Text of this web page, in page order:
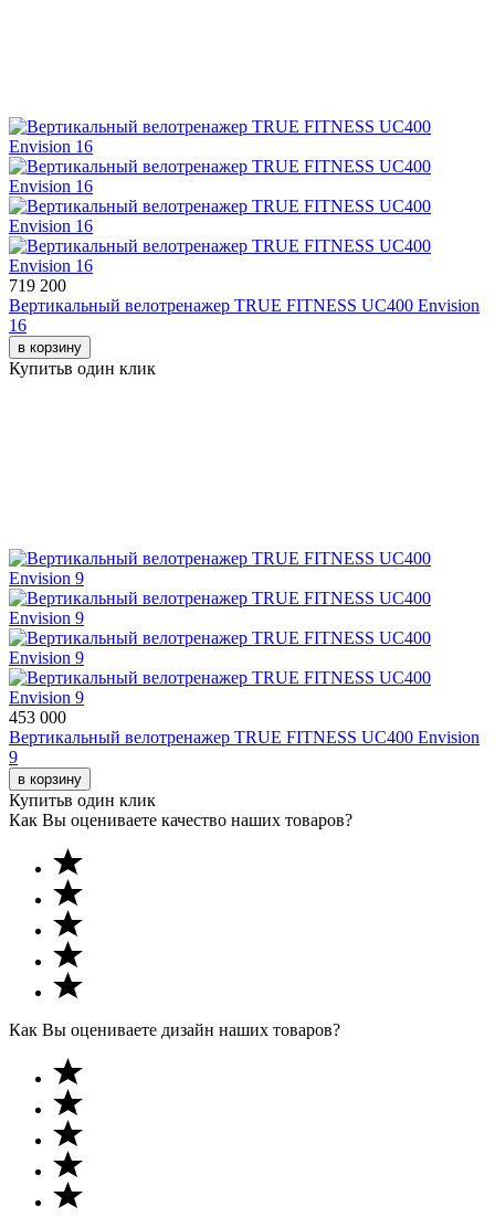
719 200
Вертикальный велотренажер TRUE FITNESS UC400 Envision
16
в корзину
Купитьв один клик
453 000
Вертикальный велотренажер TRUE FITNESS UC400 Envision
9
в корзину
Купитьв один клик
Как Вы оцениваете качество наших товаров?
Как Вы оцениваете дизайн наших товаров?